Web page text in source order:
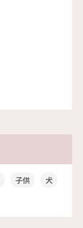
子供 犬